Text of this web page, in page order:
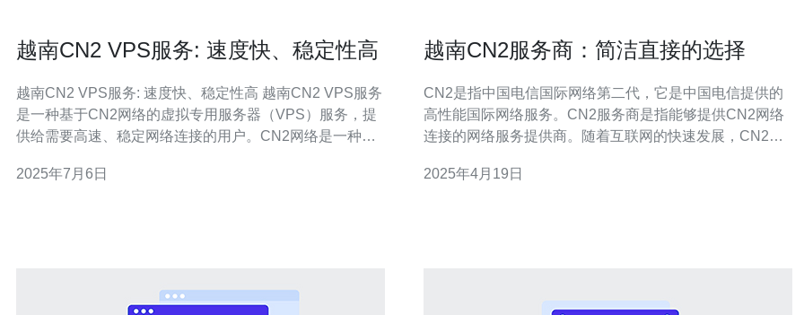
越南CN2 VPS服务: 速度快、稳定性高
越南CN2 VPS服务: 速度快、稳定性高 越南CN2 VPS服务
是一种基于CN2网络的虚拟专用服务器（VPS）服务，提
供给需要高速、稳定网络连接的用户。CN2网络是一种专
的特点。 越南CN2 VPS服务具有以下优势： 速度快：由
2025年7月6日
越南CN2服务商：简洁直接的选择
CN2是指中国电信国际网络第二代，它是中国电信提供的
高性能国际网络服务。CN2服务商是指能够提供CN2网络
连接的网络服务提供商。随着互联网的快速发展，CN2服
时，越南是一个不错的选择。越南位于东南亚，与中国接
2025年4月19日